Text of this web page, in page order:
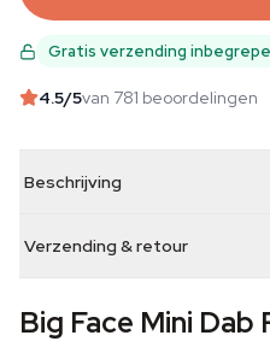
Gratis verzending
4.5/5van 781 beoordelingen
Beschrijving
Verzending & retour
Big Face Mini Dab